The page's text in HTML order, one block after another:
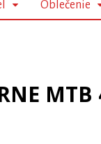
Oblečenie
MTB